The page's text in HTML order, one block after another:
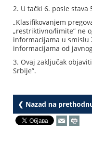
2. U tački 6. posle stava
„Klasifikovanjem
„restriktivno/limite” ne
informacijama u smislu
informacijama od
3. Ovaj zaključak
Srbije”.
❮ Nazad na